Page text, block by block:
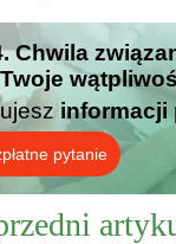
Chwila
informacji
pytanie